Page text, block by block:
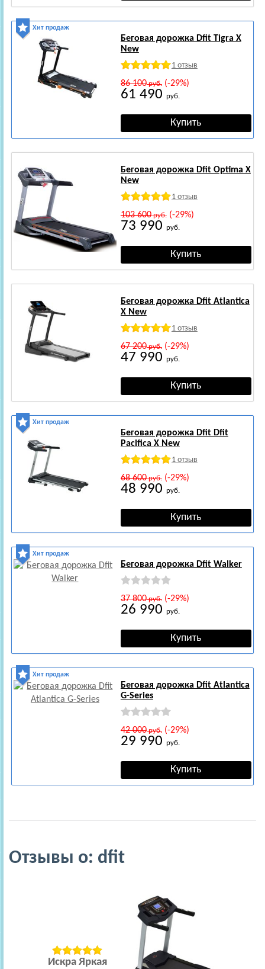
Хит продаж
Беговая дорожка Dfit Tigra X
New
1 отзыв
86 100руб.(-29%)
61 490 руб.
Беговая дорожка Dfit Optima X
New
1 отзыв
103 600руб.(-29%)
73 990 руб.
Беговая дорожка Dfit Atlantica
X New
1 отзыв
67 200руб.(-29%)
47 990 руб.
Хит продаж
Беговая дорожка Dfit Dfit
Pacifica X New
1 отзыв
68 600руб.(-29%)
48 990 руб.
Хит продаж
Беговая дорожка Dfit Walker
37 800руб.(-29%)
26 990 руб.
Хит продаж
Беговая дорожка Dfit Atlantica
G-Series
42 000руб.(-29%)
29 990 руб.
Отзывы о: dfit
Искра Яркая